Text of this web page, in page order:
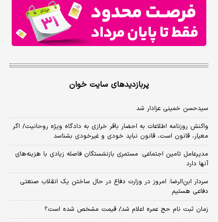
پربازدیدهای سایت خوان
سیدحسن خمینی عزادار شد
واکنش روزنامه اطلاعات به احضار باقر خرازی به دادگاه ویژه روحانیت/ اگر
معیار، قانون است، قانون نباید خودی و غیرخودی بشناسد
مدیرعامل تامین اجتماعی: مستمری بازنشستگان فاصله زیادی با هزینه‌های
آنها دارد
سردار ابن‌الرضا: امروز در وزارت دفاع در حال ساختن یک انقلاب صنعتی
دفاعی هستیم
زمان ثبت‌ نام حج عمره اعلام شد/ قیمت مشخص شده است؟